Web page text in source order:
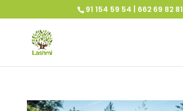
91 154 59 54 | 662 69 82 81